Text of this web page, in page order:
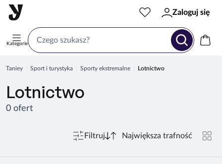
Kategorie
Zaloguj się
Taniey Sport i turystyka Sporty ekstremalne Lotnictwo
Lotnictwo
0 ofert
Filtruj